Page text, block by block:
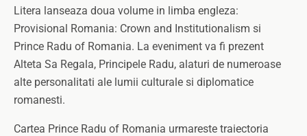
Litera lanseaza doua volume in limba engleza:
Provisional Romania: Crown and Institutionalism si
Prince Radu of Romania. La eveniment va fi prezent
Alteta Sa Regala, Principele Radu, alaturi de numeroase
alte personalitati ale lumii culturale si diplomatice
romanesti.
Cartea Prince Radu of Romania urmareste traiectoria